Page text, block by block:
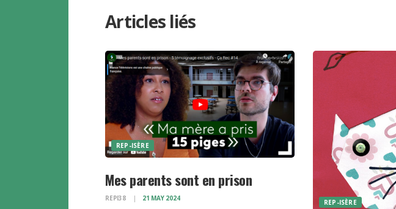
Articles liés
REP-ISÈRE
Mes parents sont en prison
REPI38 21 MAY 2024 REP-ISÈRE